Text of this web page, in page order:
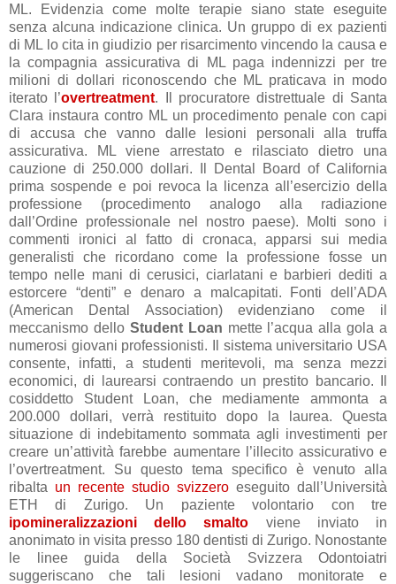
ML. Evidenzia come molte terapie siano state eseguite
senza alcuna indicazione clinica. Un gruppo di ex pazienti
di ML lo cita in giudizio per risarcimento vincendo la causa e
la compagnia assicurativa di ML paga indennizzi per tre
milioni di dollari riconoscendo che ML praticava in modo
iterato l’overtreatment.
Il procuratore distrettuale di Santa
Clara instaura contro ML un procedimento penale con capi
di accusa che vanno dalle lesioni personali alla truffa
assicurativa. ML viene arrestato e rilasciato dietro una
cauzione di 250.000 dollari.
Il Dental Board of California
prima sospende e poi revoca la licenza all’esercizio della
professione (procedimento analogo alla radiazione
dall’Ordine professionale nel nostro paese).
Molti sono i
commenti ironici al fatto di cronaca, apparsi sui media
generalisti che ricordano come la professione fosse un
tempo nelle mani di cerusici, ciarlatani e barbieri dediti a
estorcere “denti” e denaro a malcapitati.
Fonti dell’ADA
(American Dental Association) evidenziano come il
meccanismo dello Student Loan mette l’acqua alla gola a
numerosi giovani professionisti. Il sistema universitario USA
consente, infatti, a studenti meritevoli, ma senza mezzi
economici, di laurearsi contraendo un prestito bancario. Il
cosiddetto Student Loan, che mediamente ammonta a
200.000 dollari, verrà restituito dopo la laurea. Questa
situazione di indebitamento sommata agli investimenti per
creare un’attività farebbe aumentare l’illecito assicurativo e
l’overtreatment. Su questo tema specifico è venuto alla
ribalta un recente studio svizzero eseguito dall’Università
ETH di Zurigo. Un paziente volontario con tre
ipomineralizzazioni dello smalto viene inviato in
anonimato in visita presso 180 dentisti di Zurigo. Nonostante
le linee guida della Società Svizzera Odontoiatri
suggeriscano che tali lesioni vadano monitorate e